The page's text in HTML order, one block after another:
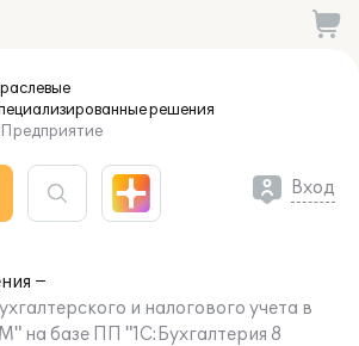
решения
Вход
и налогового учета в
базе ПП "1С:Бухгалтерия 8